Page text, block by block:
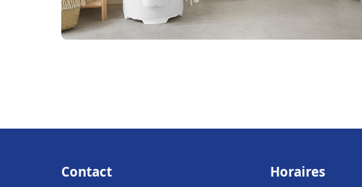
Contact Horaires